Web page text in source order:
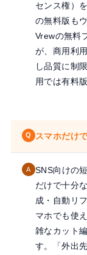
センス権）
の無料版も
Vrewの無料
が、商用利
し品質に制
用では有料
Q スマホだけ
A
SNS向けの
だけで十分
成・自動リ
マホでも使
雑なカット
す。「外出